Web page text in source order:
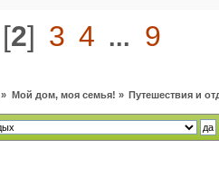
[2] 3 4 ... 9
» Мой дом, моя семья! » Путешествия и